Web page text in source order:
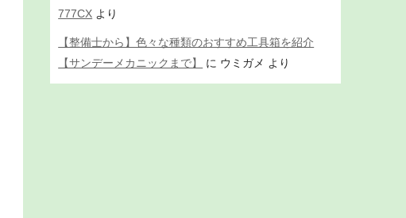
777CX より
【整備士から】色々な種類のおすすめ工具箱を紹介
【サンデーメカニックまで】
に ウミガメ より